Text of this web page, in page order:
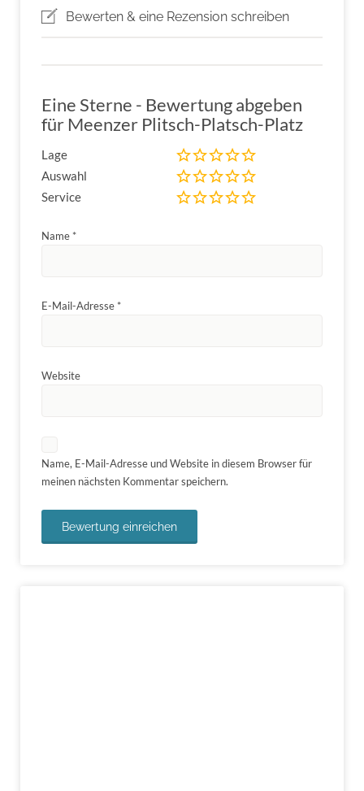
Bewerten & eine Rezension schreiben
Eine Sterne - Bewertung abgeben
für Meenzer Plitsch-Platsch-Platz
Lage
Auswahl
Service
Name *
E-Mail-Adresse *
Website
Name, E-Mail-Adresse und Website in diesem Browser für
meinen nächsten Kommentar speichern.